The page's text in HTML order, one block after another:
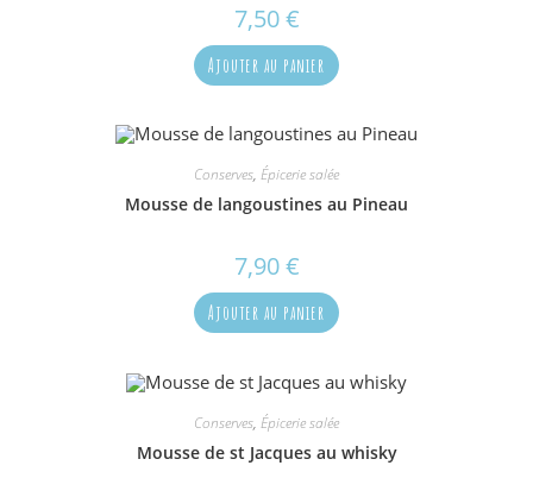
7,50€
Ajouter au panier
Conserves, Épicerie salée
Mousse de langoustines au Pineau
7,90€
Ajouter au panier
Conserves, Épicerie salée
Mousse de st Jacques au whisky